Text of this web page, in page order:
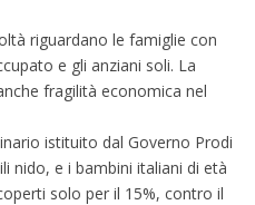
riguardano le famiglie con
e gli anziani soli. La
fragilità economica nel
istituito dal Governo Prodi
nido, e i bambini italiani di età
solo per il 15%, contro il